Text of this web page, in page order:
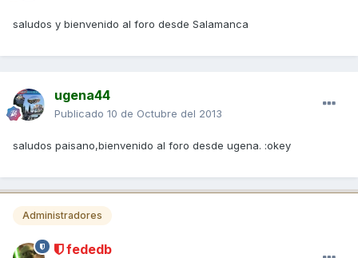
saludos y bienvenido al foro desde Salamanca
ugena44
Publicado 10 de Octubre del 2013
saludos paisano,bienvenido al foro desde ugena. :okey
Administradores
fededb